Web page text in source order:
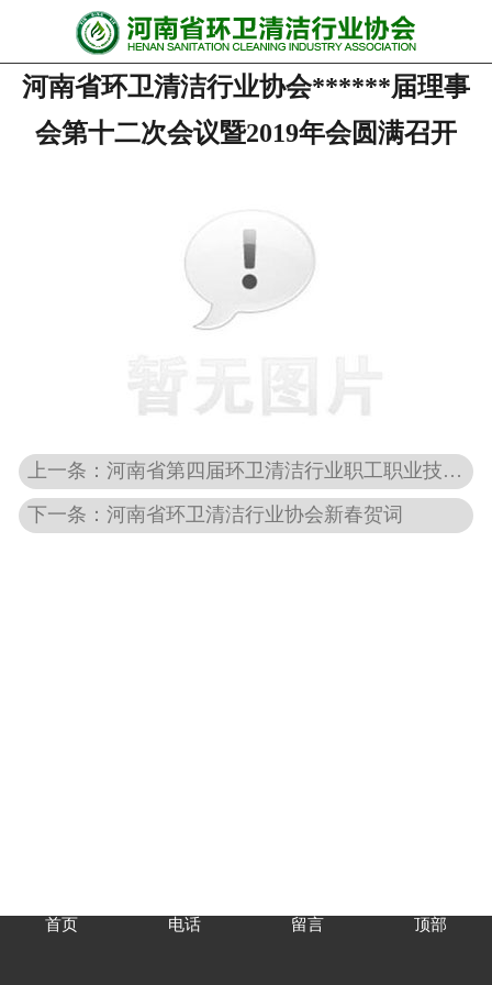
网站首页
协会动态
行业资讯
关于协会
联系我们
河南省环卫清洁行业协会******届理事
会第十二次会议暨2019年会圆满召开
上一条：河南省第四届环卫清洁行业职工职业技能大赛成功举办
下一条：河南省环卫清洁行业协会新春贺词
首页 电话 留言 顶部